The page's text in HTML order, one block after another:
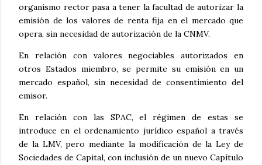
organismo rector pasa a tener la facultad de autorizar la
emisión de los valores de renta fija en el mercado que
opera, sin necesidad de autorización de la CNMV.
En relación con valores negociables autorizados en
otros Estados miembro, se permite su emisión en un
mercado español, sin necesidad de consentimiento del
emisor.
En relación con las SPAC, el régimen de estas se
introduce en el ordenamiento jurídico español a través
de la LMV, pero mediante la modificación de la Ley de
Sociedades de Capital, con inclusión de un nuevo Capítulo